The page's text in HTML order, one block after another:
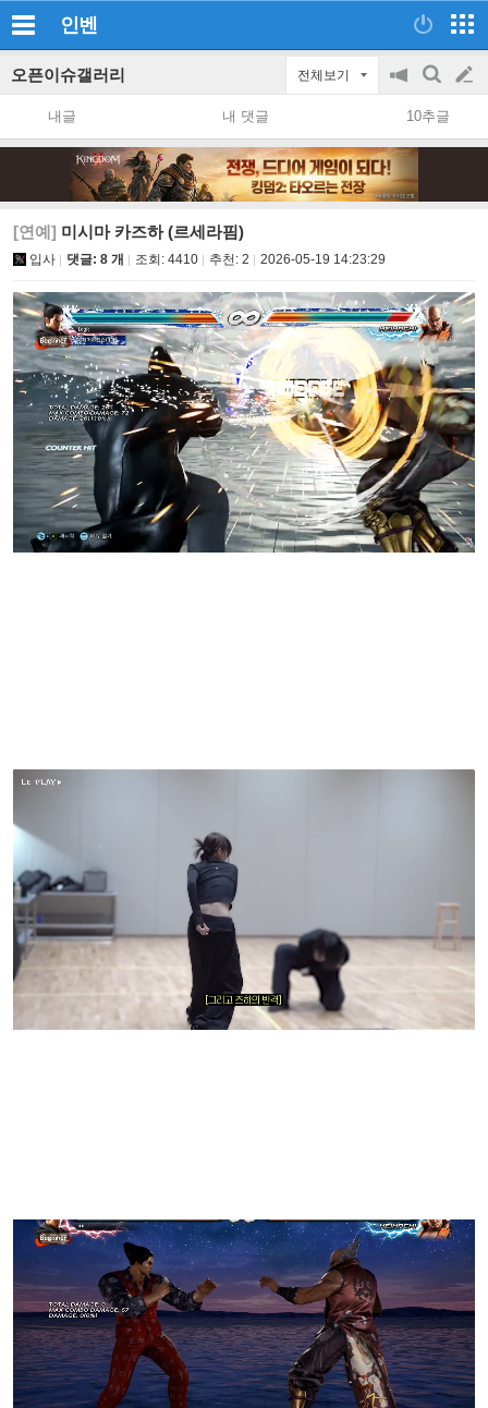
인벤
오픈이슈갤러리 전체보기
공
지
on/off
검
색
글
쓰
내글 내 댓글 10추글
[연예] 미시마 카즈하 (르세라핌)
입사 댓글: 8 개 조회: 4410 추천: 2 2026-05-19 14:23:29